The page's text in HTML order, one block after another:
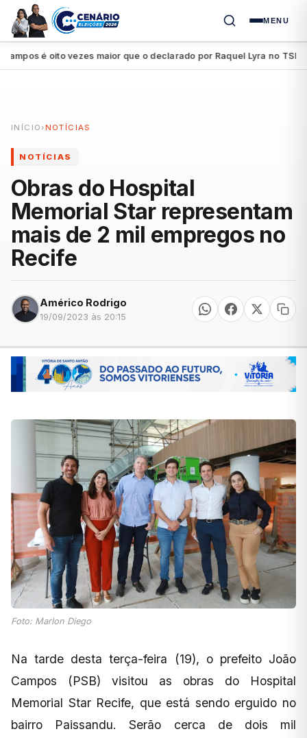
MENU
é oito vezes maior que o declarado por Raquel Lyra no TSE●
INÍCIO ›NOTÍCIAS
NOTÍCIAS
Obras do Hospital
Memorial Star representam
mais de 2 mil empregos no
Recife
Américo Rodrigo
19/09/2023 às 20:15
Foto: Marlon Diego
Na tarde desta terça-feira (19), o prefeito João
Campos (PSB) visitou as obras do Hospital
Memorial Star Recife, que está sendo erguido no
bairro Paissandu. Serão cerca de dois mil